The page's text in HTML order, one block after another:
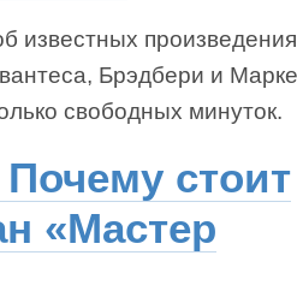
известных
Брэдбери и
свободных минуток.
стоит
«Мастер